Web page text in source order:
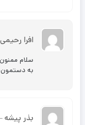
افرا رحیمی
سلام
به
بذر پیشه